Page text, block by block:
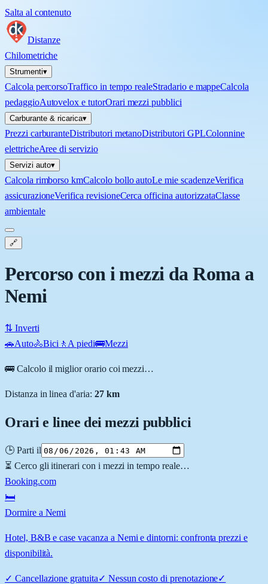
Salta al contenuto
Distanze
Chilometriche
Strumenti▾
Calcola percorsoTraffico in tempo realeStradario e mappeCalcola
pedaggioAutovelox e tutorOrari mezzi pubblici
Carburante & ricarica▾
Prezzi carburanteDistributori metanoDistributori GPLColonnine
elettricheAree di servizio
Servizi auto▾
Calcola rimborso kmCalcolo bollo autoLe mie scadenzeVerifica
assicurazioneVerifica revisioneCerca officina autorizzataClasse
ambientale
🔗
Percorso con i mezzi da Roma a
Nemi
⇅ Inverti
🚗Auto🚴Bici 🚶 A piedi🚌Mezzi
🚌 Calcolo il miglior orario coi mezzi…
Distanza in linea d'aria: 27km
Orari e linee dei mezzi pubblici
🕒 Parti il
⏳ Cerco gli itinerari con i mezzi in tempo reale…
Booking.com
🛏️
Dormire a Nemi
Hotel, B&B e case vacanza a Nemi e dintorni: confronta prezzi e
disponibilità.
✓ Cancellazione gratuita✓ Nessun costo di prenotazione✓